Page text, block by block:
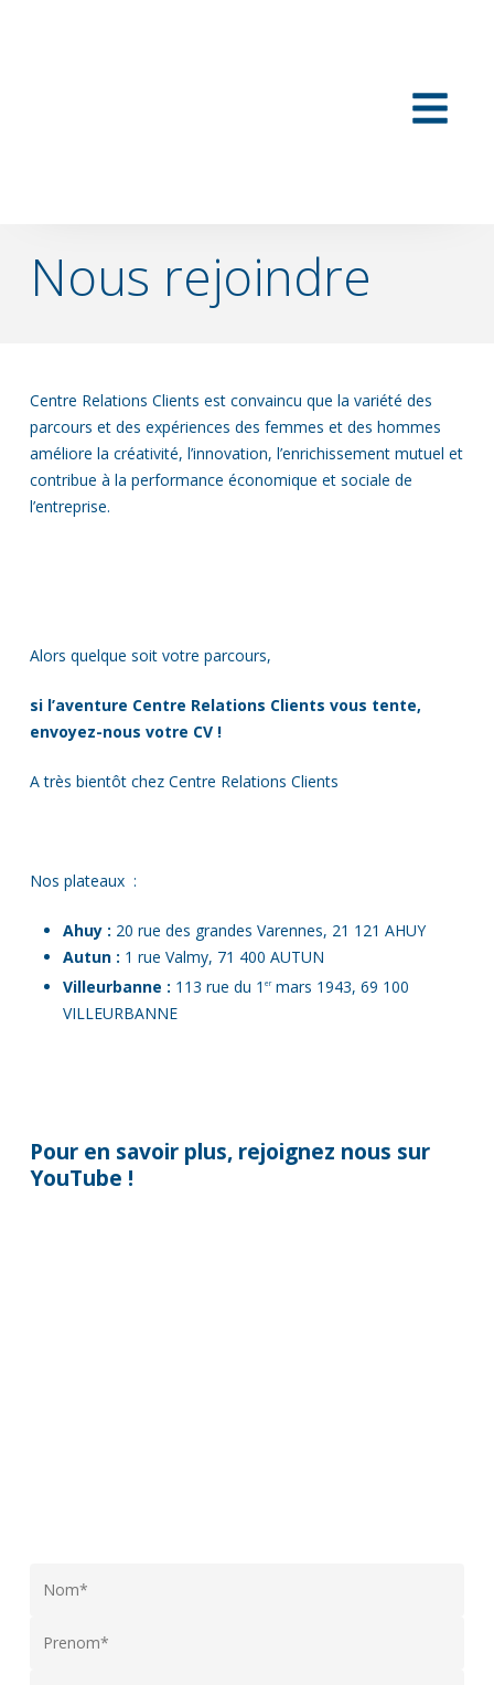
Nous rejoindre
Centre Relations Clients est convaincu que la variété des
parcours et des expériences des femmes et des hommes
améliore la créativité, l’innovation, l’enrichissement mutuel et
contribue à la performance économique et sociale de
l’entreprise.
Alors quelque soit votre parcours,
si l’aventure Centre Relations Clients vous tente,
envoyez-nous votre CV !
A très bientôt chez Centre Relations Clients
Nos plateaux :
Ahuy : 20 rue des grandes Varennes, 21 121 AHUY
Autun : 1 rue Valmy, 71 400 AUTUN
Villeurbanne : 113 rue du 1 ermars 1943, 69 100
VILLEURBANNE
Pour en savoir plus, rejoignez nous sur
YouTube !